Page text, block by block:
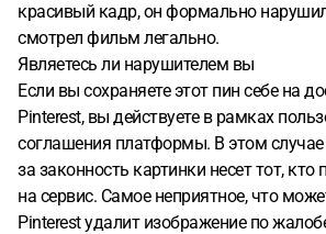
красивый кадр, он формально
смотрел фильм легально.
Являетесь ли нарушителем вы
Если вы сохраняете этот пин себе на
Pinterest, вы действуете в рамках
соглашения платформы. В этом случае
за законность картинки несет тот, кто
на сервис. Самое неприятное, что
Pinterest удалит изображение по